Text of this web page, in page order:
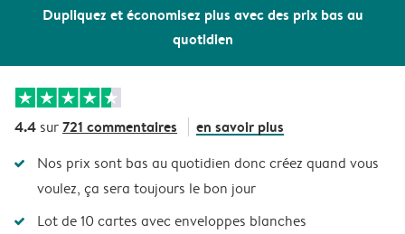
Dupliquez et économisez plus avec des prix bas au
quotidien
4.4 sur721 commentaires en savoir plus
Nos prix sont bas au quotidien donc créez quand vous
voulez, ça sera toujours le bon jour
Lot de 10 cartes avec enveloppes blanches